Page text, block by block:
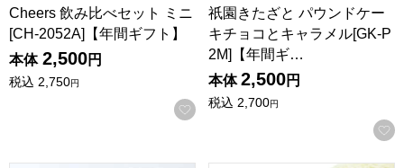
Cheers 飲み比べセット ミニ
[CH-2052A]【年間ギフト】
本体 2,500円
税込 2,750円
お気に入りに登録する
祇園きたざと パウンドケー
キチョコとキャラメル[GK-P
2M]【年間ギ…
本体 2,500円
税込 2,700円